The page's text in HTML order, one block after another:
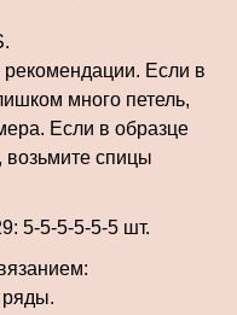
рекомендации. Если в
много петель,
Если в образце
возьмите спицы
5-5-5-5-5-5 шт.
ряды.